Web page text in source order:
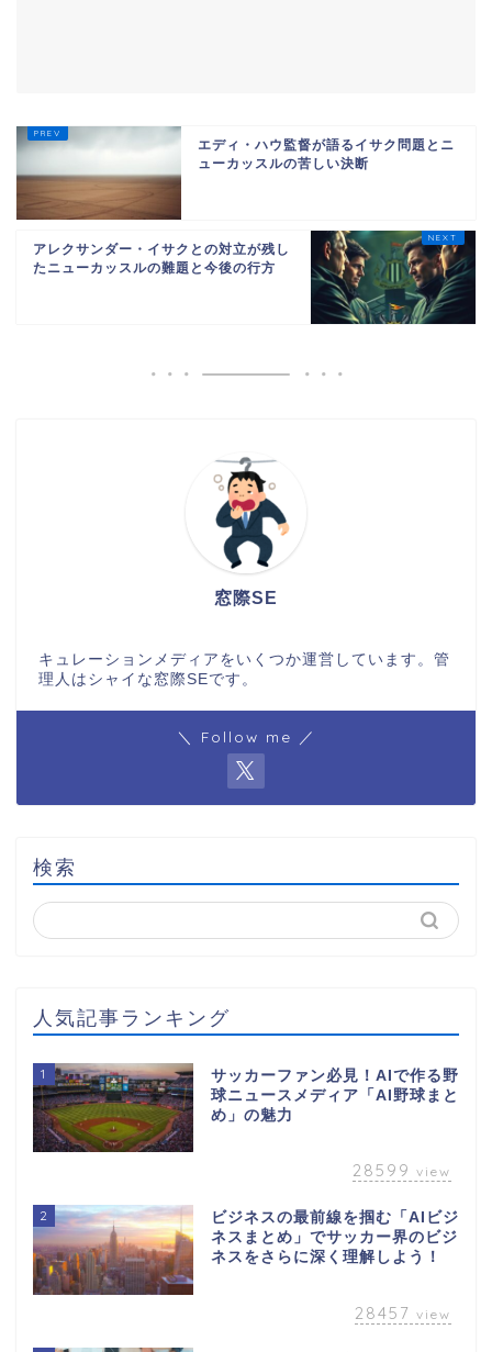
エディ・ハウ監督が語るイサク問題とニ
ューカッスルの苦しい決断
アレクサンダー・イサクとの対立が残し
たニューカッスルの難題と今後の行方
窓際SE
キュレーションメディアをいくつか運営しています。管
理人はシャイな窓際SEです。
＼ Follow me ／
検索
人気記事ランキング
1
サッカーファン必見！AIで作る野
球ニュースメディア「AI野球まと
め」の魅力
28599 view
2
ビジネスの最前線を掴む「AIビジ
ネスまとめ」でサッカー界のビジ
ネスをさらに深く理解しよう！
28457 view